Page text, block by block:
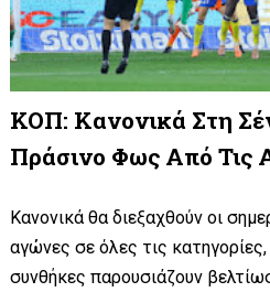
ΚΟΠ: Κανονικά Στη
Πράσινο Φως Από Τις
Κανονικά θα διεξαχθούν οι
αγώνες σε όλες τις
συνθήκες παρουσιάζουν